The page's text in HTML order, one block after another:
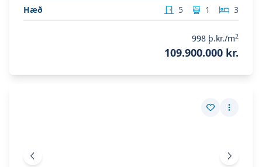
Hæð 5 1 3
998 þ.kr./m2
109.900.000 kr.
Vista eign
Fleiri
Fyrri mynd Næsta